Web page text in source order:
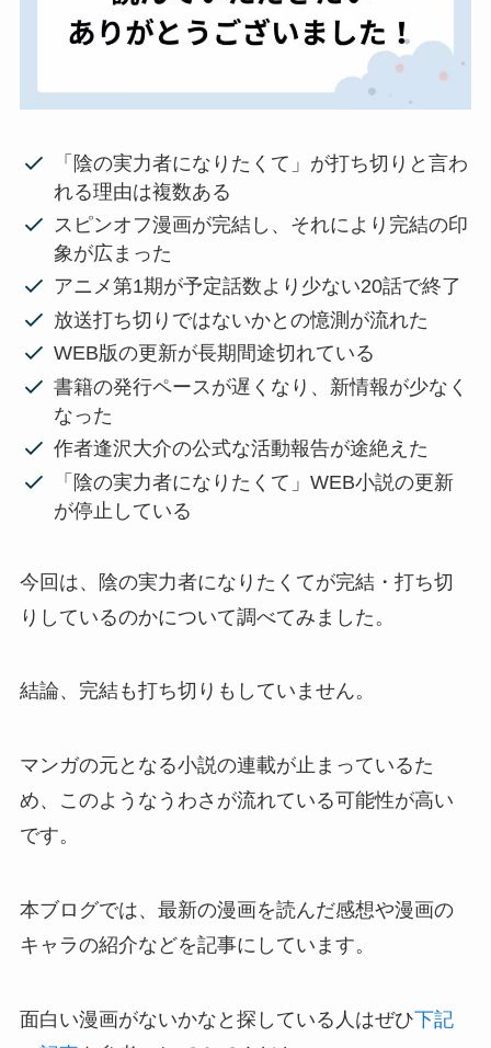
「陰の実力者になりたくて」が打ち切りと言わ
れる理由は複数ある
スピンオフ漫画が完結し、それにより完結の印
象が広まった
アニメ第1期が予定話数より少ない20話で終了
放送打ち切りではないかとの憶測が流れた
WEB版の更新が長期間途切れている
書籍の発行ペースが遅くなり、新情報が少なく
なった
作者逢沢大介の公式な活動報告が途絶えた
「陰の実力者になりたくて」WEB小説の更新
が停止している
今回は、陰の実力者になりたくてが完結・打ち切
りしているのかについて調べてみました。
結論、完結も打ち切りもしていません。
マンガの元となる小説の連載が止まっているた
め、このようなうわさが流れている可能性が高い
です。
本ブログでは、最新の漫画を読んだ感想や漫画の
キャラの紹介などを記事にしています。
面白い漫画がないかなと探している人はぜひ下記